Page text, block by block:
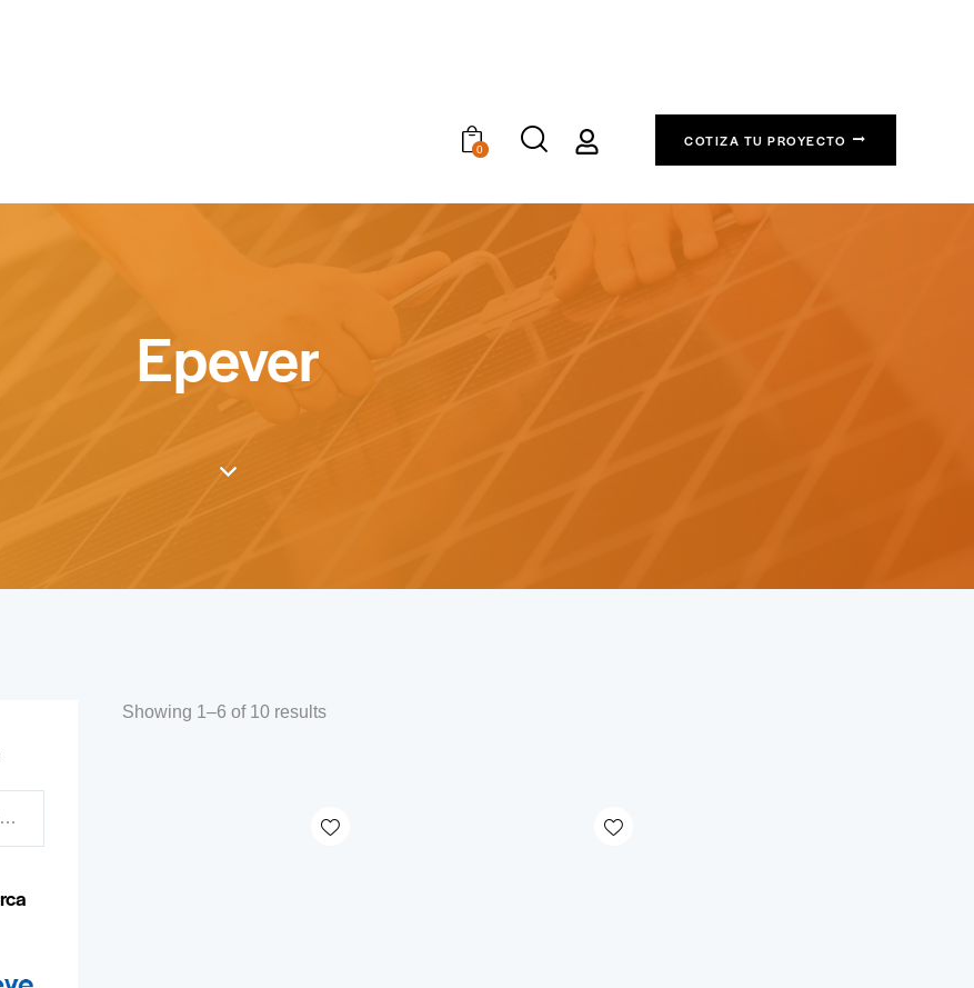
0
COTIZA TU PROYECTO
Epever
Showing 1–6 of 10 results